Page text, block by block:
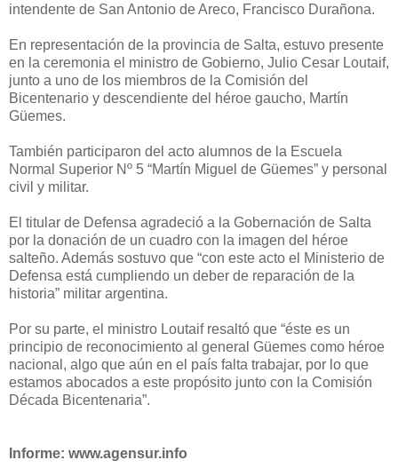
intendente de San Antonio de Areco, Francisco Durañona.
En representación de la provincia de Salta, estuvo presente
en la ceremonia el ministro de Gobierno, Julio Cesar Loutaif,
junto a uno de los miembros de la Comisión del
Bicentenario y descendiente del héroe gaucho, Martín
Güemes.
También participaron del acto alumnos de la Escuela
Normal Superior Nº 5 “Martín Miguel de Güemes” y personal
civil y militar.
El titular de Defensa agradeció a la Gobernación de Salta
por la donación de un cuadro con la imagen del héroe
salteño. Además sostuvo que “con este acto el Ministerio de
Defensa está cumpliendo un deber de reparación de la
historia” militar argentina.
Por su parte, el ministro Loutaif resaltó que “éste es un
principio de reconocimiento al general Güemes como héroe
nacional, algo que aún en el país falta trabajar, por lo que
estamos abocados a este propósito junto con la Comisión
Década Bicentenaria”.
Informe: www.agensur.info